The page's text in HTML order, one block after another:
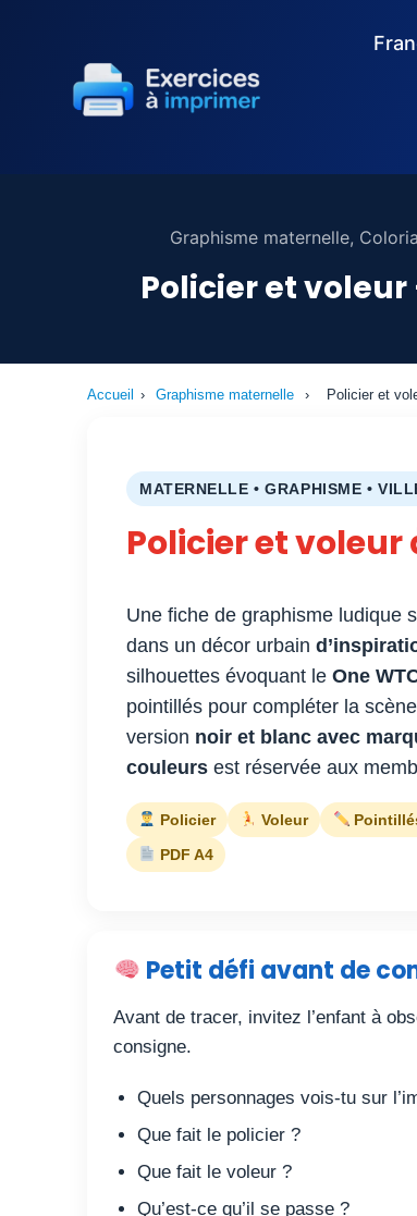
Graphisme maternelle,
Policier et
Accueil › Graphisme maternelle › Policier et
MATERNELLE • GRAPHISME •
Policier et
Une fiche de graphisme ludique
dans un décor urbain
silhouettes évoquant le One
pointillés pour compléter la
version noir et blanc avec
couleurs est réservée aux
Policier Voleur
PDF A4
Petit défi avant de
Avant de tracer, invitez l’enfant à
consigne.
Quels personnages vois-tu sur
Que fait le policier ?
Que fait le voleur ?
Qu’est-ce qu’il se passe ?